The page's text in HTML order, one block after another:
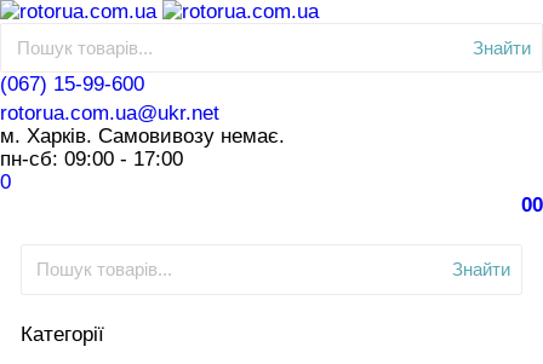
Знайти
(067) 15-99-600
rotorua.com.ua@ukr.net
м. Харків. Самовивозу немає.
пн-сб: 09:00 - 17:00
0
00
Знайти
Категорії